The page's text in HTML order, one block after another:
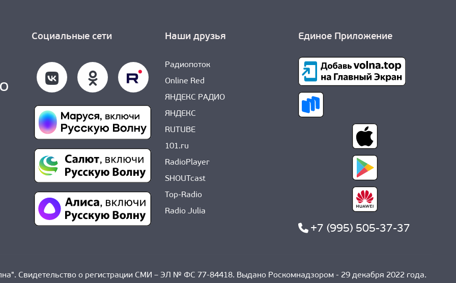
Социальные сети Наши друзья
Радиопоток
Online Red
ЯНДЕКС РАДИО
ЯНДЕКС
RUTUBE
101.ru
RadioPlayer
SHOUTcast
Top-Radio
Radio Julia
Единое Приложение
+7 (995) 505-37-37
Свидетельство о регистрации СМИ – ЭЛ № ФС 77-84418. Выдано Роскомнадзором - 29 декабря 2022 года.